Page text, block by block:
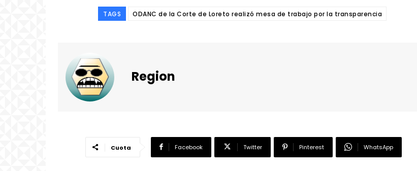
TAGS ODANC de la Corte de Loreto realizó mesa de trabajo por la transparencia
Region
Cuota Facebook Twitter Pinterest WhatsApp